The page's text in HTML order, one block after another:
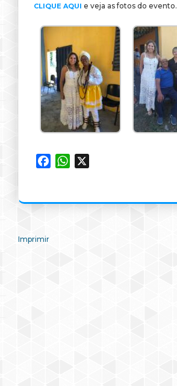
CLIQUE AQUI e veja as fotos do evento.
FacebookWhatsApp
Imprimir